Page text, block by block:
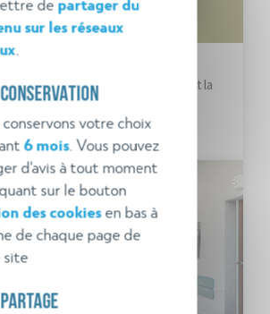
: un outil pour l’organisation et la
graves
sur les réseaux
CONSERVATION
votre choix
6 mois. Vous pouvez
d'avis à tout moment
sur le bouton
des cookiesen bas à
de chaque page de
site
PARTAGE